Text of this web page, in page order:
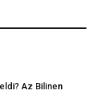
Az Bilinen